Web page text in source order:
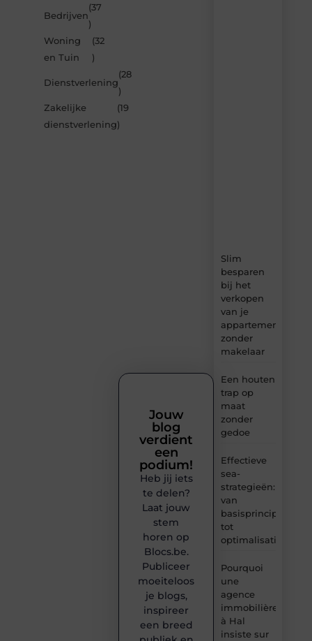
Bedrijven
(37
)
Woning
en Tuin
(32
)
Dienstverlening
(28
)
Zakelijke
dienstverlening
(19
)
Slim
besparen
bij het
verkopen
van je
appartement
zonder
makelaar
Een houten
trap op
maat
zonder
gedoe
Effectieve
sea-
strategieën:
van
basisprincipes
tot
optimalisatie
Pourquoi
une
agence
immobilière
à Hal
insiste sur
Jouw
blog
verdient
een
podium!
Heb jij iets
te delen?
Laat jouw
stem
horen op
Blocs.be.
Publiceer
moeiteloos
je blogs,
inspireer
een breed